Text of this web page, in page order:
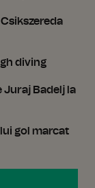
diving
Juraj Badelj la
gol marcat